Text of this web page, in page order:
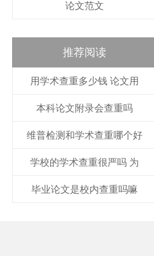
论文范文
推荐阅读
用学术查重多少钱 论文用
本科论文附录会查重吗
维普检测和学术查重哪个好
学校的学术查重很严吗 为
毕业论文是校内查重吗嘛